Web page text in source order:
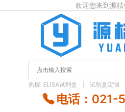
欢迎您来到源桔
热搜: ELISA试剂盒 试剂盒定制
电话：021-